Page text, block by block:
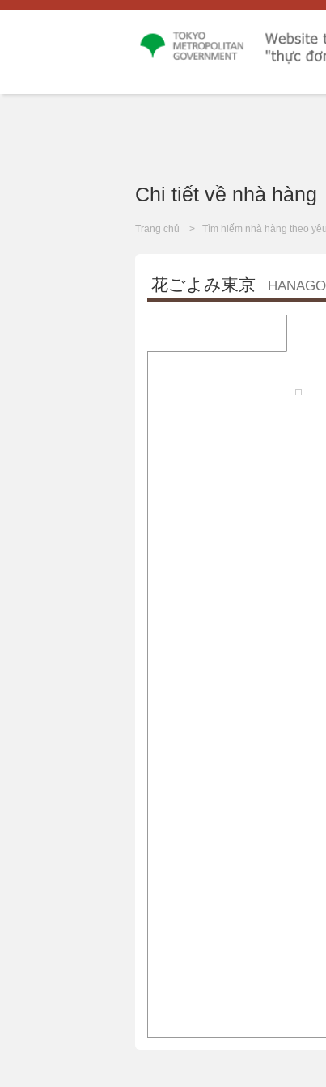
Chi tiết về nhà hàng
Trang chủ Tìm hiếm nhà hàng theo
花ごよみ東京